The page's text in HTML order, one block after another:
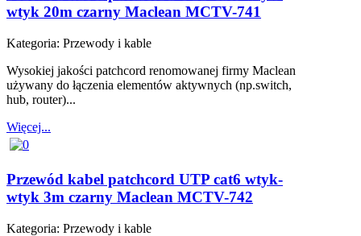
wtyk 20m czarny Maclean MCTV-741
Kategoria: Przewody i kable
Wysokiej jakości patchcord renomowanej firmy Maclean
używany do łączenia elementów aktywnych (np.switch,
hub, router)...
Więcej...
Przewód kabel patchcord UTP cat6 wtyk-
wtyk 3m czarny Maclean MCTV-742
Kategoria: Przewody i kable